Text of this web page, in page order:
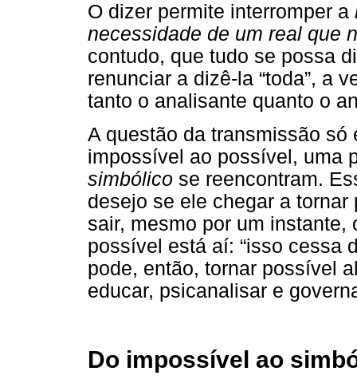
O dizer permite interromper a
necessidade de um real que
contudo, que tudo se possa
renunciar a dizê-la “toda”, a
tanto o analisante quanto o
A questão da transmissão
impossível ao possível, uma
simbólico se reencontram.
desejo se ele chegar a
sair, mesmo por um instante,
possível está aí: “isso cessa
pode, então, tornar possível
educar, psicanalisar e
Do impossível ao